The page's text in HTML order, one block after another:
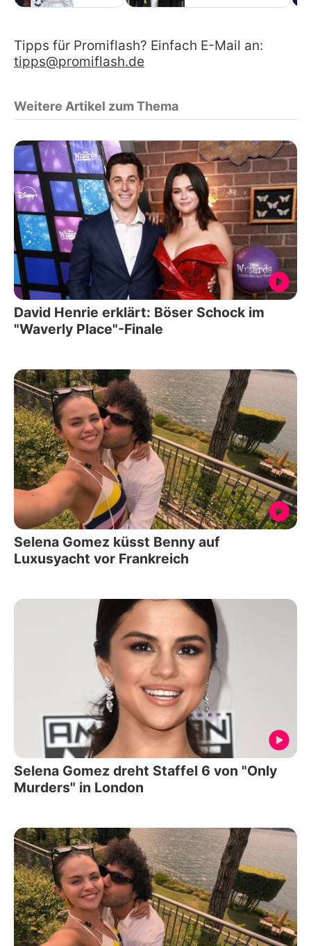
Tipps für Promiflash? Einfach E-Mail an:
tipps@promiflash.de
Weitere Artikel zum Thema
David Henrie erklärt: Böser Schock im
"Waverly Place"-Finale
Selena Gomez küsst Benny auf
Luxusyacht vor Frankreich
Selena Gomez dreht Staffel 6 von "Only
Murders" in London